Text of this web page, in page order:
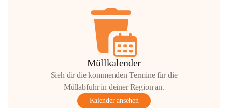
Müllkalender
Sieh dir die kommenden Termine für die
Müllabfuhr in deiner Region an.
Kalender ansehen